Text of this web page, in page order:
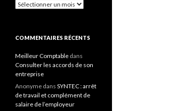
Archives
COMMENTAIRES RÉCENTS
Meilleur Comptable dans
Consulter les accords de son
entreprise
Anonyme dans SYNTEC : arrêt
de travail et complément de
salaire de l’employeur